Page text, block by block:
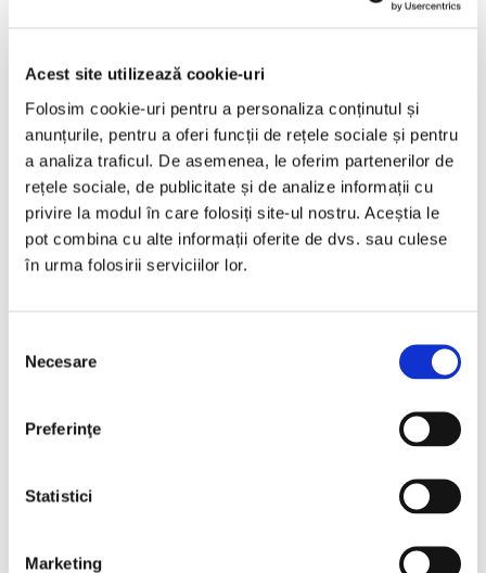
Acest site utilizează cookie-uri
Folosim cookie-uri pentru a personaliza conținutul și
anunțurile, pentru a oferi funcții de rețele sociale și pentru
a analiza traficul. De asemenea, le oferim partenerilor de
rețele sociale, de publicitate și de analize informații cu
privire la modul în care folosiți site-ul nostru. Aceștia le
pot combina cu alte informații oferite de dvs. sau culese
în urma folosirii serviciilor lor.
consimțământului
Necesare
Preferinţe
Statistici
Marketing
€12.490
Programare vizionare
Vândută